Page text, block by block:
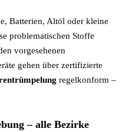
Batterien, Altöl oder kleine
problematischen Stoffe
vorgesehenen
gehen über zertifizierte
regelkonform –
– alle Bezirke